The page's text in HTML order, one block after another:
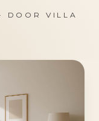
DOOR
VILLA